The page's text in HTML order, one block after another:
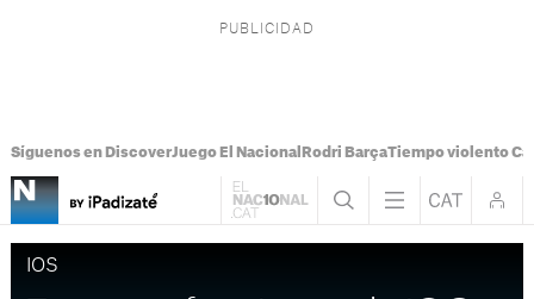
Síguenos en DiscoverJuego El Nacional Rodri BarçaTiempo violento
IOS